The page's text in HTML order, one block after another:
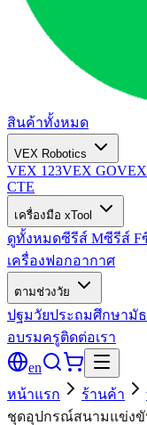
สินค้าทั้งหมด
VEX Robotics
VEX 123VEX GO
CTE
เครื่องมือ xTool
ดูทั้งหมดซีรีส์ Mซีรีส์ F
เครื่องฟอกอากาศ
ตามช่วงวัย
ปฐมวัยประถมศึกษามั
อบรมครูติดต่อเรา
en
หน้าแรก
ร้านค้า
ชุดอุปกรณ์สนามแข่ง